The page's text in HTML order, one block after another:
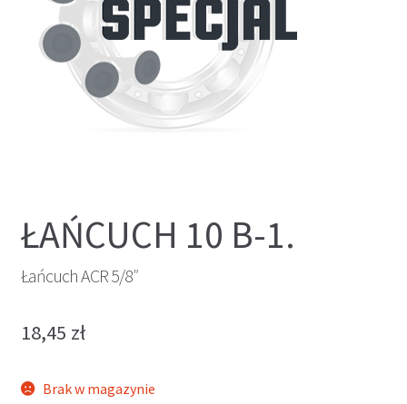
ŁAŃCUCH 10 B-1.
Łańcuch ACR 5/8″
18,45 zł
Brak w magazynie